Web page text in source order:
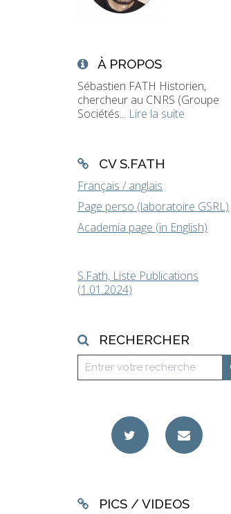
À PROPOS
Sébastien FATH Historien,
chercheur au CNRS (Groupe
Sociétés... Lire la suite
CV S.FATH
Français / anglais
Page perso (laboratoire GSRL)
Academia page (in English)
S.Fath, Liste Publications
(1.01.2024)
RECHERCHER
PICS / VIDEOS